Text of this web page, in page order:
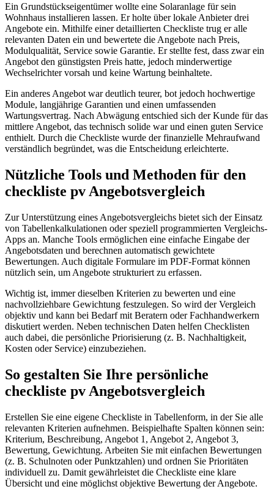
Ein Grundstückseigentümer wollte eine Solaranlage für sein
Wohnhaus installieren lassen. Er holte über lokale Anbieter drei
Angebote ein. Mithilfe einer detaillierten Checkliste trug er alle
relevanten Daten ein und bewertete die Angebote nach Preis,
Modulqualität, Service sowie Garantie. Er stellte fest, dass zwar ein
Angebot den günstigsten Preis hatte, jedoch minderwertige
Wechselrichter vorsah und keine Wartung beinhaltete.
Ein anderes Angebot war deutlich teurer, bot jedoch hochwertige
Module, langjährige Garantien und einen umfassenden
Wartungsvertrag. Nach Abwägung entschied sich der Kunde für das
mittlere Angebot, das technisch solide war und einen guten Service
enthielt. Durch die Checkliste wurde der finanzielle Mehraufwand
verständlich begründet, was die Entscheidung erleichterte.
Nützliche Tools und Methoden für den
checkliste pv Angebotsvergleich
Zur Unterstützung eines Angebotsvergleichs bietet sich der Einsatz
von Tabellenkalkulationen oder speziell programmierten Vergleichs-
Apps an. Manche Tools ermöglichen eine einfache Eingabe der
Angebotsdaten und berechnen automatisch gewichtete
Bewertungen. Auch digitale Formulare im PDF-Format können
nützlich sein, um Angebote strukturiert zu erfassen.
Wichtig ist, immer dieselben Kriterien zu bewerten und eine
nachvollziehbare Gewichtung festzulegen. So wird der Vergleich
objektiv und kann bei Bedarf mit Beratern oder Fachhandwerkern
diskutiert werden. Neben technischen Daten helfen Checklisten
auch dabei, die persönliche Priorisierung (z. B. Nachhaltigkeit,
Kosten oder Service) einzubeziehen.
So gestalten Sie Ihre persönliche
checkliste pv Angebotsvergleich
Erstellen Sie eine eigene Checkliste in Tabellenform, in der Sie alle
relevanten Kriterien aufnehmen. Beispielhafte Spalten können sein:
Kriterium, Beschreibung, Angebot 1, Angebot 2, Angebot 3,
Bewertung, Gewichtung. Arbeiten Sie mit einfachen Bewertungen
(z. B. Schulnoten oder Punktzahlen) und ordnen Sie Prioritäten
individuell zu. Damit gewährleistet die Checkliste eine klare
Übersicht und eine möglichst objektive Bewertung der Angebote.